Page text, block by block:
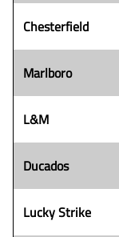
Chesterfield
Marlboro
L&M
Ducados
Lucky Strike